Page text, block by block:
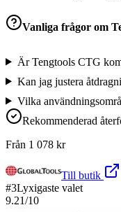
Vanliga frågor om
Är Tengtools CTG
Kan jag justera
Vilka
Rekommenderad
Från 1 078 kr
Till butik
#3Lyxigaste valet
9.21/10